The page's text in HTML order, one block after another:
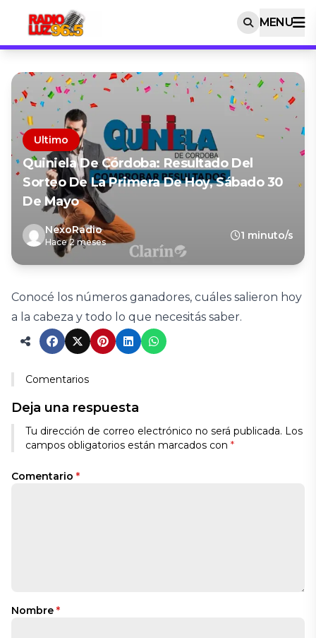
MENU
Ultimo
Quiniela De Córdoba: Resultado Del
Sorteo De La Primera De Hoy, Sábado 30
De Mayo
NexoRadio
Hace 2 meses
1 minuto/s
Conocé los números ganadores, cuáles salieron hoy
a la cabeza y todo lo que necesitás saber.
Comentarios
Deja una respuesta
Tu dirección de correo electrónico no será publicada. Los
campos obligatorios están marcados con *
Comentario *
Nombre *